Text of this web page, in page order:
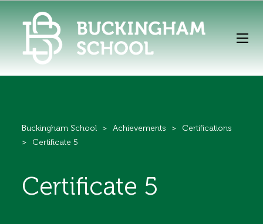
Buckingham School > Achievements >
Certifications
>
Certificate 5
Certificate 5